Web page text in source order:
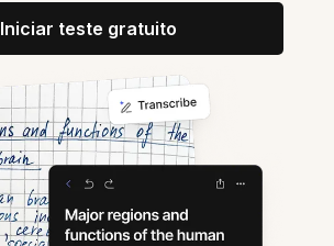
Iniciar teste gratuito